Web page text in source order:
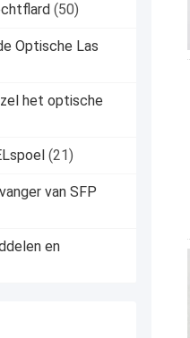
(50)
Optische Las
het optische
(21)
van SFP
en